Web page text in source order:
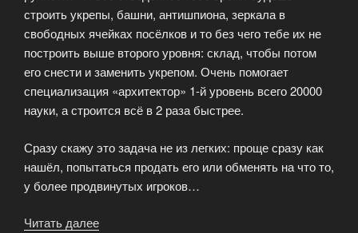
строить укрепы, башни, антишпиона, зеркала в
свободных ячейках посёлков и то без чего тебе их не
построить выше второго уровня: склад, чтобы потом
его снести и заменить укрепом. Очень помогает
специализация «архитектор» 1-й уровень всего 20000
науки, а строится всё в 2 раза быстрее.
Сразу скажу это задача не из легких: проще сразу как
нашёл, попытаться продать его или обменять на что то,
у более продвинутых игроков…
Читать далее